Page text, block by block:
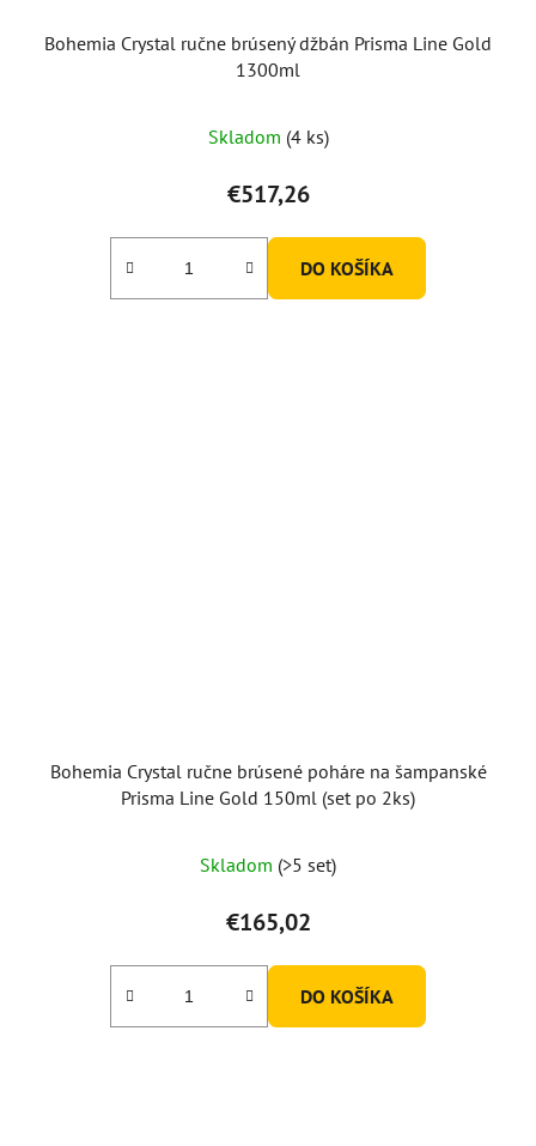
Bohemia Crystal ručne brúsený džbán Prisma Line Gold
1300ml
Skladom (4 ks)
€517,26
DO KOŠÍKA
Bohemia Crystal ručne brúsené poháre na šampanské
Prisma Line Gold 150ml (set po 2ks)
Skladom (>5 set)
€165,02
DO KOŠÍKA